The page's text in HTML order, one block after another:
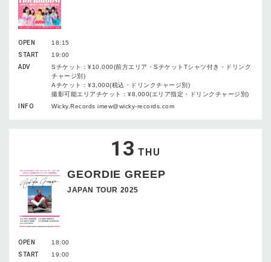
OPEN
18:15
START
19:00
ADV
Sチケット：¥10,000(前方エリア・SチケットTシャツ付き・ドリンク
チャージ別)
Aチケット：¥3,000(税込・ドリンクチャージ別)
撮影可能エリアチケット：¥8,000(エリア指定・ドリンクチャージ別)
INFO
Wicky.Records imew@wicky-records.com
13 THU
GEORDIE GREEP
JAPAN TOUR 2025
OPEN
18:00
START
19:00